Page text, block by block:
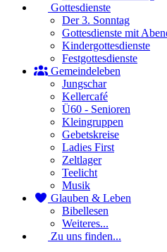
Gottesdienste
Der 3. Sonntag
Gottesdienste mit
Kindergottesdienste
Festgottesdienste
Gemeindeleben
Jungschar
Kellercafé
Ü60 - Senioren
Kleingruppen
Gebetskreise
Ladies First
Zeltlager
Teelicht
Musik
Glauben & Leben
Bibellesen
Weiteres...
Zu uns finden...